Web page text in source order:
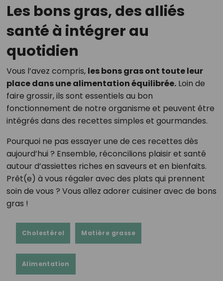
Les bons gras, des alliés
santé à intégrer au
quotidien
Vous l’avez compris, les bons gras ont toute leur
place dans une alimentation équilibrée.Loin de
faire grossir, ils sont essentiels au bon
fonctionnement de notre organisme et peuvent être
intégrés dans des recettes simples et gourmandes.
Pourquoi ne pas essayer une de ces recettes dès
aujourd’hui ? Ensemble, réconcilions plaisir et santé
autour d’assiettes riches en saveurs et en bienfaits.
Prêt(e) à vous régaler avec des plats qui prennent
soin de vous ? Vous allez adorer cuisiner avec de bons
gras !
Cholestérol Matière grasse
Alimentation